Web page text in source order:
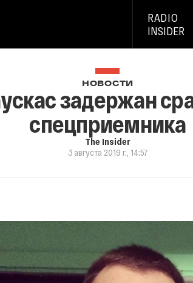
RADIO
INSIDER
НОВОСТИ
задержан
спецприемника
The Insider
3 августа 2019 г., 14:57